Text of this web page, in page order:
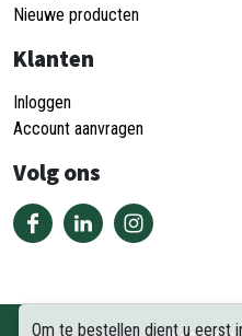
Om te bestellen dient u eerst
Nieuwe producten
Klanten
Inloggen
Account aanvragen
Volg ons